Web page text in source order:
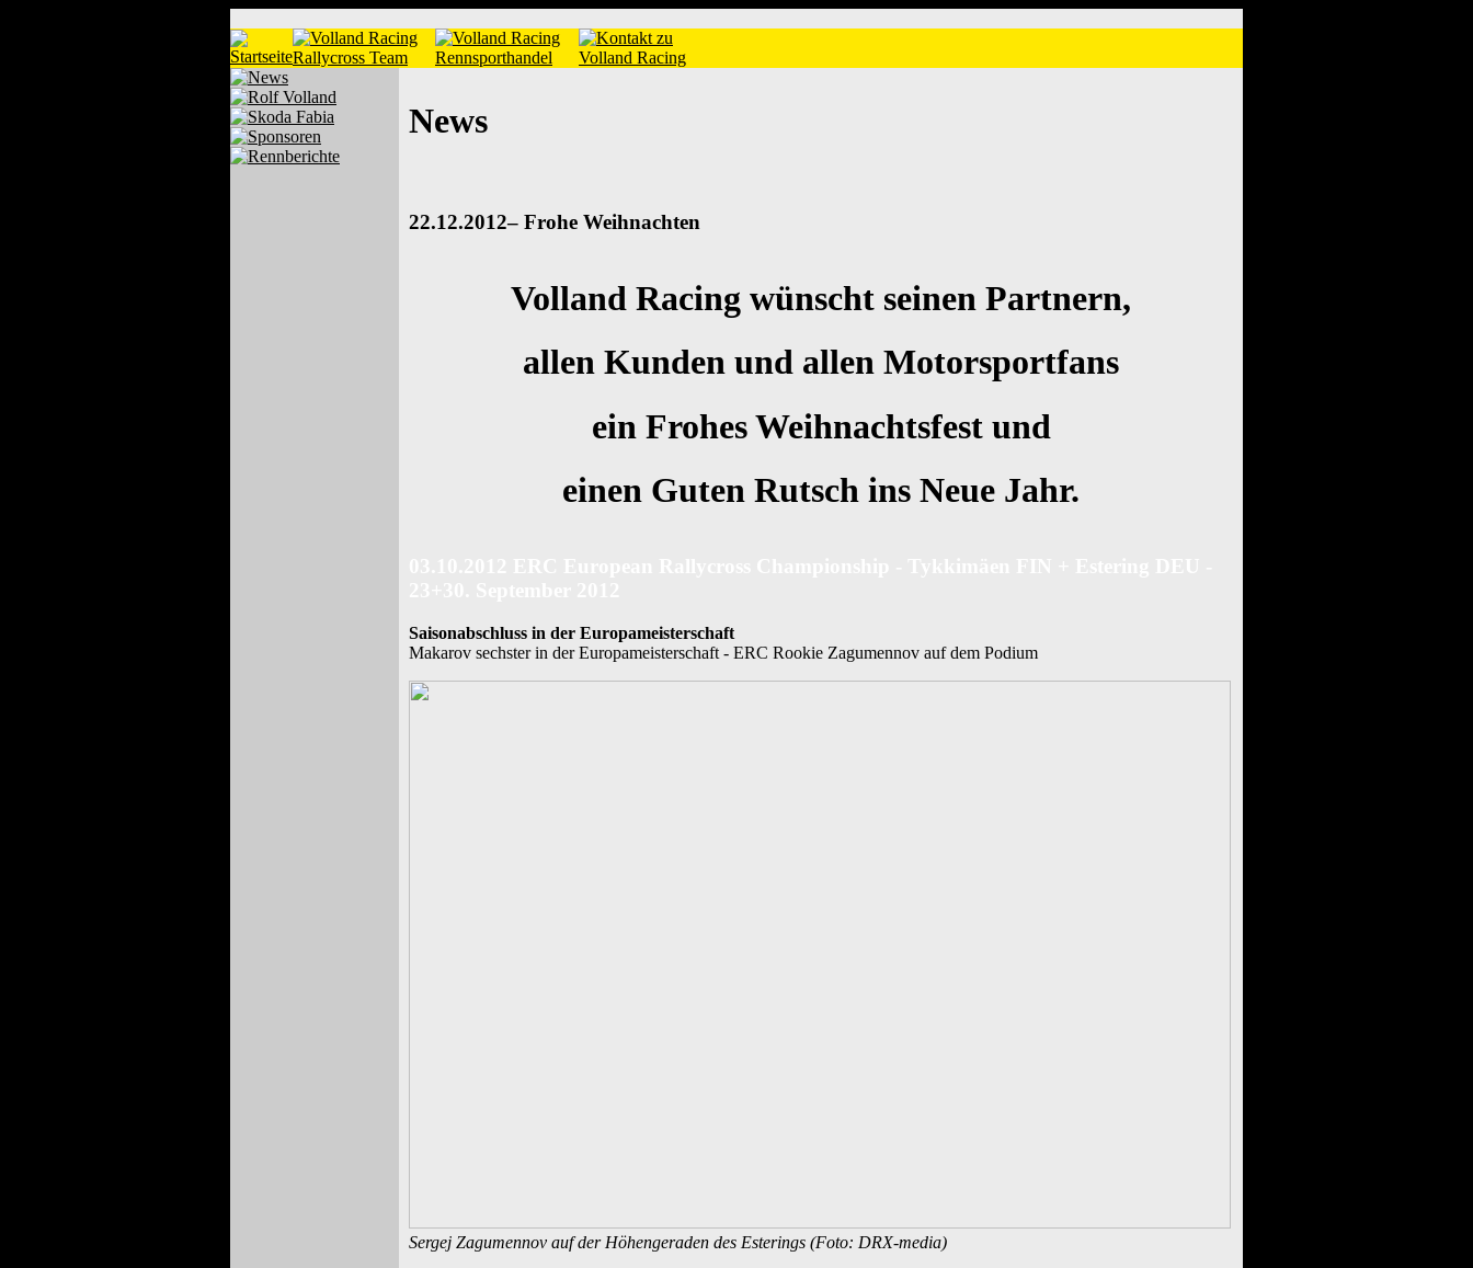
News
22.12.2012– Frohe Weihnachten
Volland Racing wünscht seinen Partnern,
allen Kunden und allen Motorsportfans
ein Frohes Weihnachtsfest und
einen Guten Rutsch ins Neue Jahr.
Saisonabschluss in der Europameisterschaft
Makarov sechster in der Europameisterschaft - ERC Rookie Zagumennov auf dem Podium
Sergej Zagumennov auf der Höhengeraden des Esterings (Foto: DRX-media)